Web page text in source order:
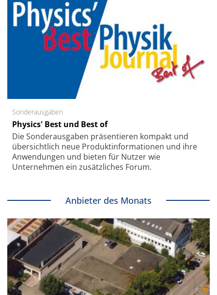
Sonderausgaben
Physics' Best und Best of
Die Sonder­ausgaben präsentieren kompakt und
übersichtlich neue Produkt­informationen und ihre
Anwendungen und bieten für Nutzer wie
Unternehmen ein zusätzliches Forum.
Anbieter des Monats